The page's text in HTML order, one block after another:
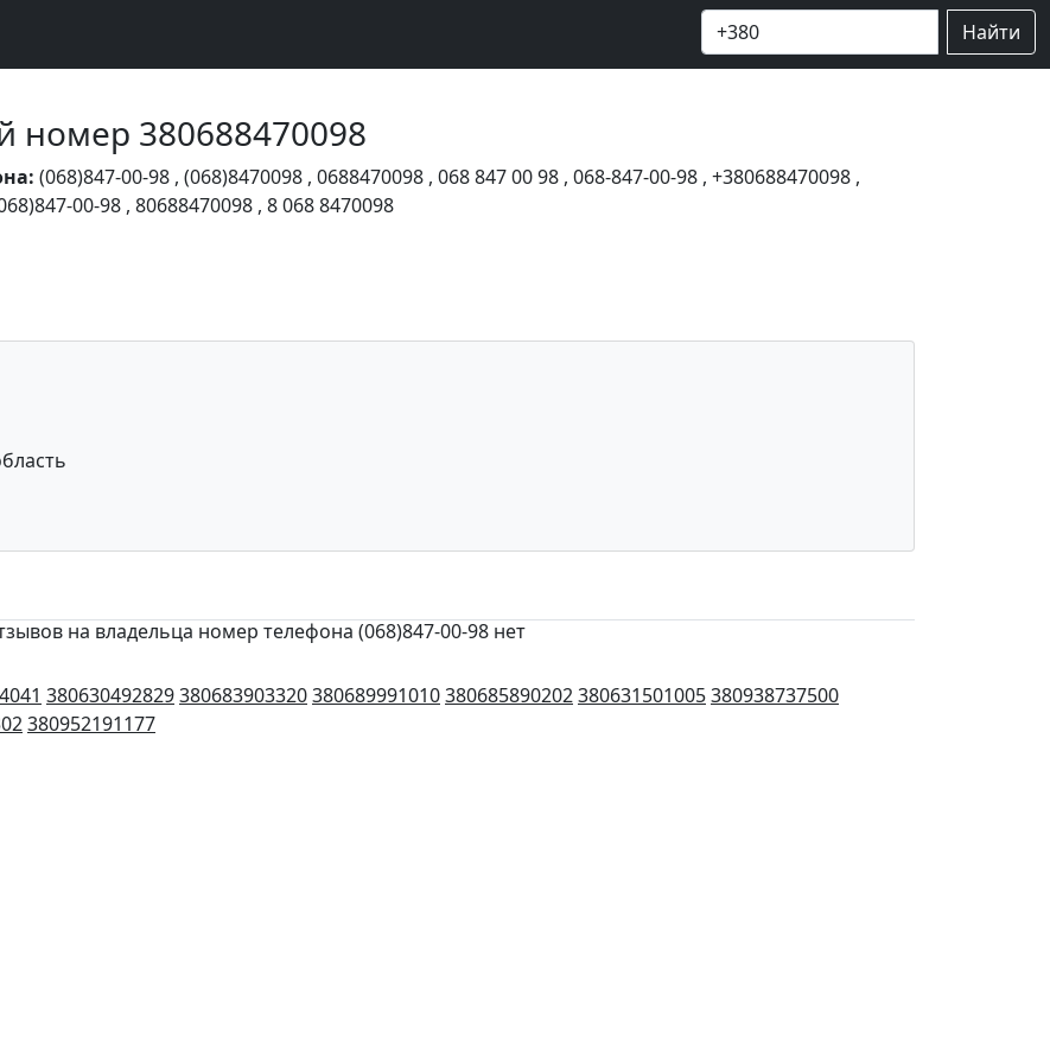
Найти
номер 380688470098
(068)847-00-98 , (068)8470098 , 0688470098 , 068 847 00 98 , 068-847-00-98 , +380688470098 ,
00-98 , 80688470098 , 8 068 8470098
на владельца номер телефона (068)847-00-98 нет
380630492829380683903320380689991010380685890202380631501005380938737500
380952191177